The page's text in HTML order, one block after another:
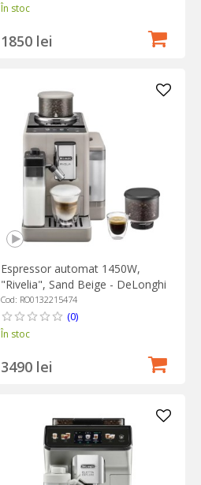
În stoc
1850 lei
Espressor automat 1450W,
"Rivelia", Sand Beige - DeLonghi
Cod: RO0132215474
(0)
În stoc
3490 lei